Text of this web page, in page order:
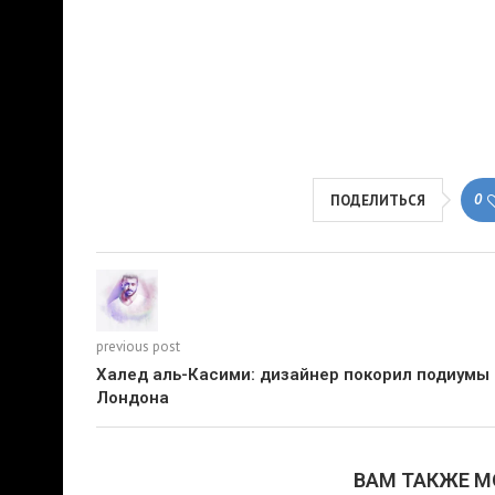
ПОДЕЛИТЬСЯ 0
previous post
Халед аль-Касими: дизайнер покорил подиумы
Лондона
ВАМ ТАКЖЕ